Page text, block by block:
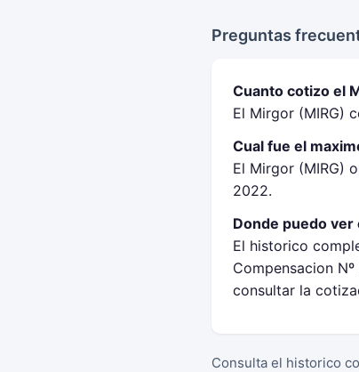
Preguntas
Cuanto cotizo el
El Mirgor (MIRG)
Cual fue el
El Mirgor (MIRG)
2022.
Donde puedo
El historico
Compensacion
consultar la
Consulta el historico